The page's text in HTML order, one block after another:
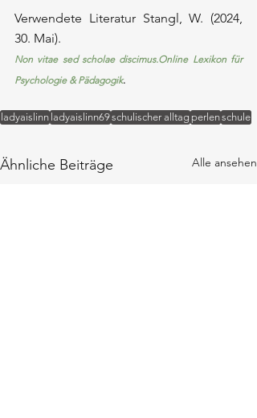
Verwendete Literatur Stangl, W. (2024,
30. Mai).
Non vitae sed scholae discimus.Online Lexikon für
Psychologie & Pädagogik.
ladyaislinn ladyaislinn69schulischer alltag perlenschule
Ähnliche Beiträge Alle ansehen